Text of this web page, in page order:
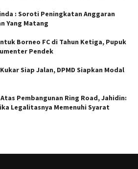
: Soroti Peningkatan Anggaran
Yang Matang
Borneo FC di Tahun Ketiga, Pupuk
Pendek
Siap Jalan, DPMD Siapkan Modal
Pembangunan Ring Road, Jahidin:
Legalitasnya Memenuhi Syarat